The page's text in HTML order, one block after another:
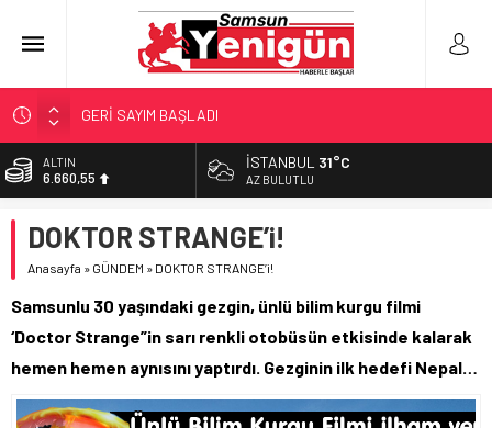
GERİ SAYIM BAŞLADI
SAMSUNSPOR’DA HEDEF 5’İNCİLİK!
‘BAFRA’YA YATIRIM YAPIN!’
YÖNETİCİ SEÇERKEN YAPILAN EN BÜYÜK HATALAR
ALTIN
6.660,55
13.779,39
DOLAR
55,1881
İSTANBUL 31°C
AZ BULUTLU
DOKTOR STRANGE’i!
Anasayfa » GÜNDEM » DOKTOR STRANGE’i!
Samsunlu 30 yaşındaki gezgin, ünlü bilim kurgu filmi
‘Doctor Strange”in sarı renkli otobüsün etkisinde kalarak
hemen hemen aynısını yaptırdı. Gezginin ilk hedefi Nepal…